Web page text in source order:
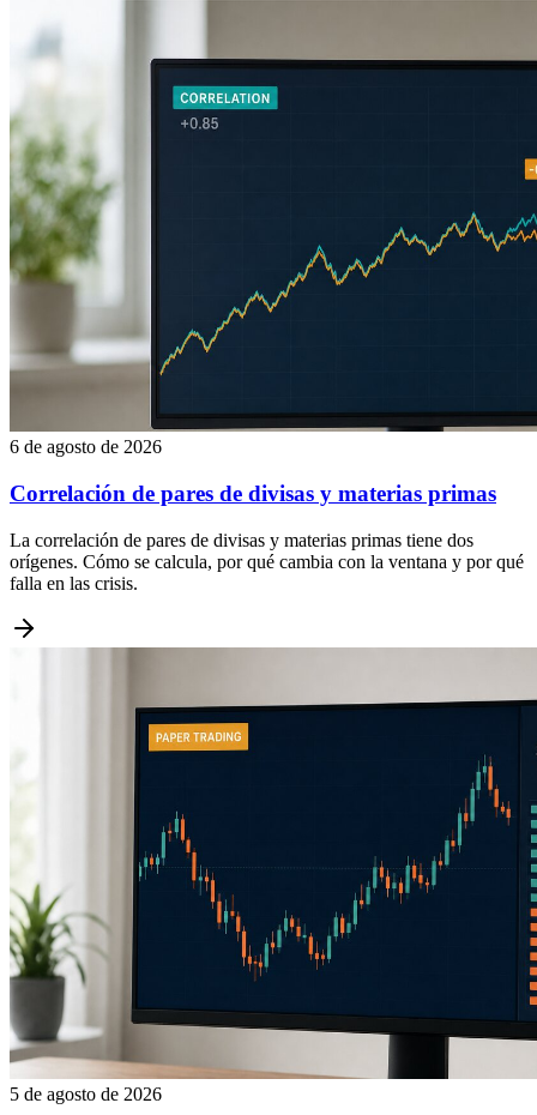
6 de agosto de 2026
Correlación de pares de divisas y materias primas
La correlación de pares de divisas y materias primas tiene dos
orígenes. Cómo se calcula, por qué cambia con la ventana y por qué
falla en las crisis.
5 de agosto de 2026